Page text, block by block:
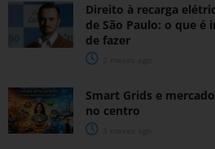
Direito à recarga
de São Paulo: o que
de fazer
Smart Grids e
no centro